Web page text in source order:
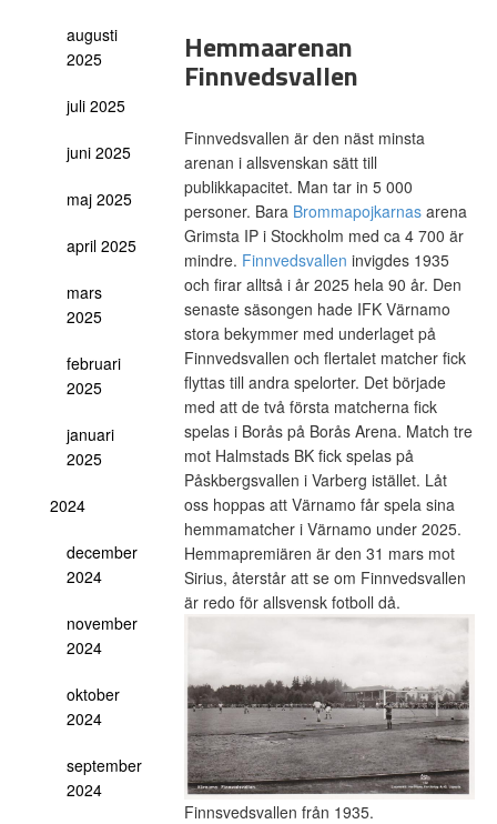
augusti
2025
juli 2025
juni 2025
maj 2025
april 2025
mars
2025
februari
2025
januari
2025
2024
december
2024
november
2024
oktober
2024
september
2024
Hemmaarenan
Finnvedsvallen
Finnvedsvallen är den näst minsta
arenan i allsvenskan sätt till
publikkapacitet. Man tar in 5 000
personer. Bara Brommapojkarnas arena
Grimsta IP i Stockholm med ca 4 700 är
mindre. Finnvedsvallen invigdes 1935
och firar alltså i år 2025 hela 90 år. Den
senaste säsongen hade IFK Värnamo
stora bekymmer med underlaget på
Finnvedsvallen och flertalet matcher fick
flyttas till andra spelorter. Det började
med att de två första matcherna fick
spelas i Borås på Borås Arena. Match tre
mot Halmstads BK fick spelas på
Påskbergsvallen i Varberg istället. Låt
oss hoppas att Värnamo får spela sina
hemmamatcher i Värnamo under 2025.
Hemmapremiären är den 31 mars mot
Sirius, återstår att se om Finnvedsvallen
är redo för allsvensk fotboll då.
Finnsvedsvallen från 1935.